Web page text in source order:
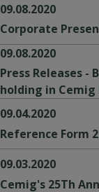
09.08.2020
Corporate
09.08.2020
Press Releases
holding in Cemig
09.04.2020
Reference Form
09.03.2020
Cemig's 25Th